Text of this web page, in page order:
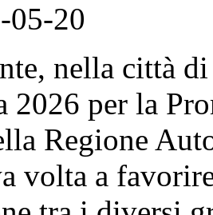
05-20
nella città
2026 per la
Regione
volta a